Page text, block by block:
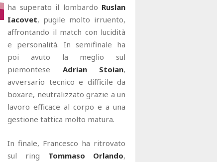
ha superato il lombardo Ruslan
Iacovet, pugile molto irruento,
affrontando il match con lucidità
e personalità. In semifinale ha
poi avuto la meglio sul
piemontese Adrian Stoian,
avversario tecnico e difficile da
boxare, neutralizzato grazie a un
lavoro efficace al corpo e a una
gestione tattica molto matura.
In finale, Francesco ha ritrovato
sul ring Tommaso Orlando,